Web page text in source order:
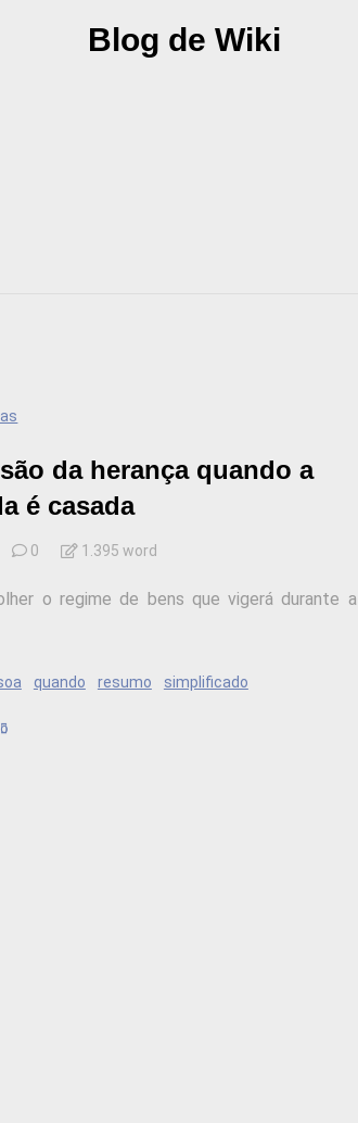
Blog de Wiki
da herança quando a
é casada
0 1.395 word
o regime de bens que vigerá durante a
quando resumo simplificado